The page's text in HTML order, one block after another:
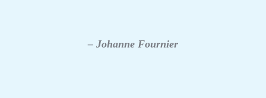
– Johanne Fournier